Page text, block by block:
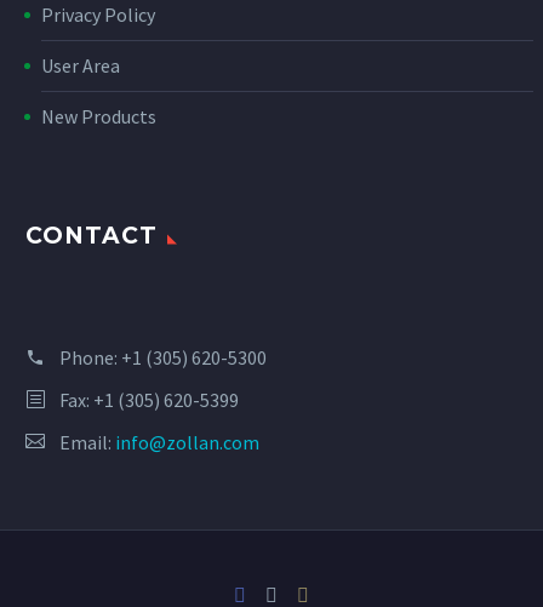
Privacy Policy
User Area
New Products
CONTACT
Phone: +1 (305) 620-5300
Fax: +1 (305) 620-5399
Email: info@zollan.com